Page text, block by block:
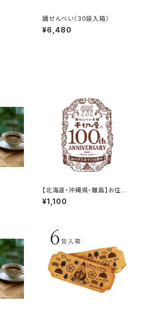
踊せんべい（30袋入箱）
¥6,480
【北海道・沖縄県・離島】お住ま
いのお客様用送料※10,000円
以上お買上のお客様はこちらも
¥1,100